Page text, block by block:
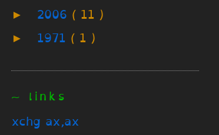
► 2006 ( 11 )
► 1971 ( 1 )
~ links
xchg ax,ax